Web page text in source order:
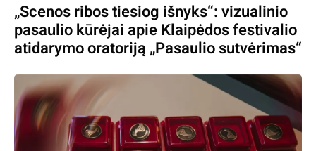
„Scenos ribos tiesiog išnyks“: vizualinio
pasaulio kūrėjai apie Klaipėdos festivalio
atidarymo oratoriją „Pasaulio sutvėrimas“